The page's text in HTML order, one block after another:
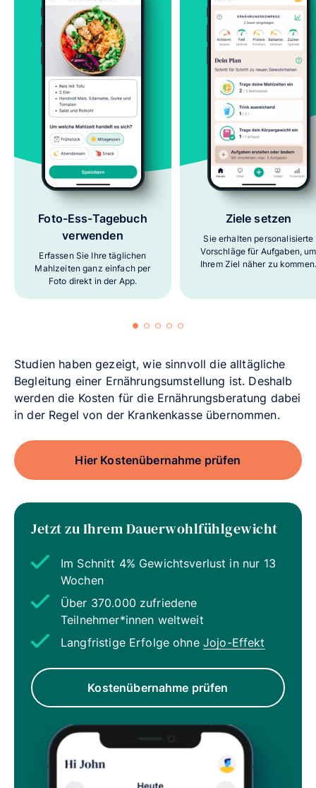
Foto-Ess-Tagebuch
verwenden
Erfassen Sie Ihre täglichen
Mahlzeiten ganz einfach per
Foto direkt in der App.
Ziele setzen
Sie erhalten personalisierte
Vorschläge für Aufgaben, um
Ihrem Ziel näher zu
Studien haben gezeigt, wie sinnvoll die alltägliche
Begleitung einer Ernährungsumstellung ist. Deshalb
werden die Kosten für die Ernährungsberatung dabei
in der Regel von der Krankenkasse übernommen.
Hier Kostenübernahme prüfen
Jetzt zu Ihrem Dauerwohlfühlgewicht
Im Schnitt 4% Gewichtsverlust in nur 13
Wochen
Über 370.000 zufriedene
Teilnehmer*innen weltweit
Langfristige Erfolge ohne Jojo-Effekt
Kostenübernahme prüfen